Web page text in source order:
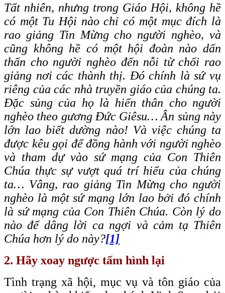
Tất nhiên, nhưng trong Giáo Hội, không hề
có một Tu Hội nào chỉ có một mục đích là
rao giảng Tin Mừng cho người nghèo, và
cũng không hề có một hội đoàn nào dấn
thấn cho người nghèo đến nỗi từ chối rao
giảng nơi các thành thị. Đó chính là sứ vụ
riêng của các nhà truyền giáo của chúng ta.
Đặc sủng của họ là hiến thân cho người
nghèo theo gương Đức Giêsu… Ân sủng này
lớn lao biết dường nào! Và việc chúng ta
được kêu gọi để đồng hành với người nghèo
và tham dự vào sứ mạng của Con Thiên
Chúa thực sự vượt quá trí hiểu của chúng
ta… Vâng, rao giảng Tin Mừng cho người
nghèo là một sứ mạng lớn lao bởi đó chính
là sứ mạng của Con Thiên Chúa. Còn lý do
nào để dâng lời ca ngợi và cảm tạ Thiên
Chúa hơn lý do này?[1]
2. Hãy xoay ngược tấm hình lại
Tình trạng xã hội, mục vụ và tôn giáo của